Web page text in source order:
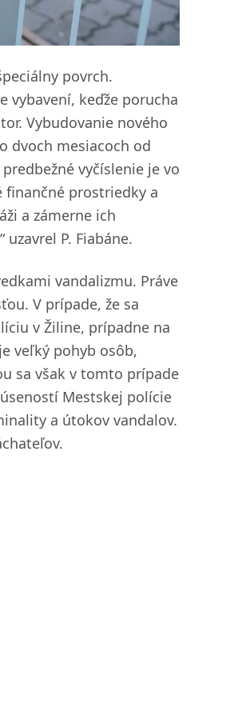
povrch.
vybavení, keďže porucha
Vybudovanie nového
dvoch mesiacoch od
vyčíslenie je vo
finančné prostriedky a
a zámerne ich
P. Fiabáne.
vandalizmu. Práve
V prípade, že sa
v Žiline, prípadne na
veľký pohyb osôb,
sa však v tomto prípade
Mestskej polície
a útokov vandalov.